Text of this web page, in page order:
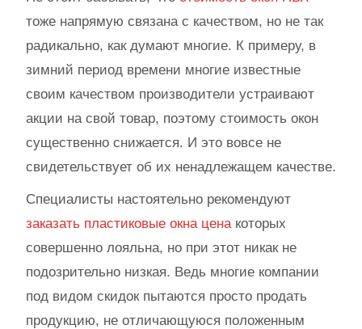
тоже напрямую связана с качеством, но не так
радикально, как думают многие. К примеру, в
зимний период времени многие известные
своим качеством производители устраивают
акции на свой товар, поэтому стоимость окон
существенно снижается. И это вовсе не
свидетельствует об их ненадлежащем качестве.
Специалисты настоятельно рекомендуют
заказать пластиковые окна цена которых
совершенно лояльна, но при этот никак не
подозрительно низкая. Ведь многие компании
под видом скидок пытаются просто продать
продукцию, не отличающуюся положенным